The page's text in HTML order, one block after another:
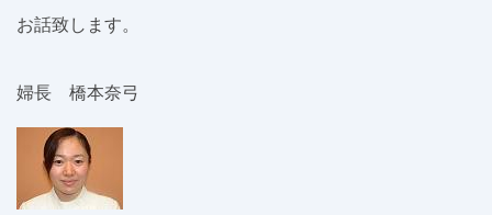
お話致します。
婦長 橋本奈弓